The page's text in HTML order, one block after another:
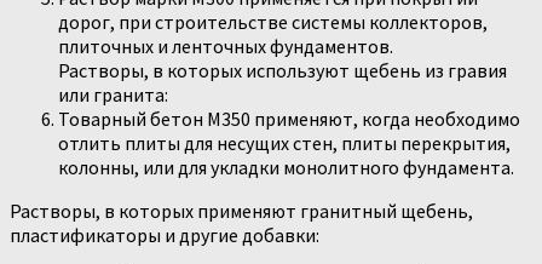
дорог, при строительстве системы коллекторов,
плиточных и ленточных фундаментов.
Растворы, в которых используют щебень из гравия
или гранита:
Товарный бетон М350 применяют, когда необходимо
отлить плиты для несущих стен, плиты перекрытия,
колонны, или для укладки монолитного фундамента.
Растворы, в которых применяют гранитный щебень,
пластификаторы и другие добавки: